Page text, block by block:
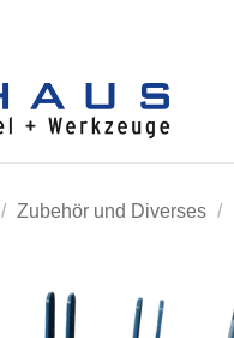
/ Zubehör und Diverses /